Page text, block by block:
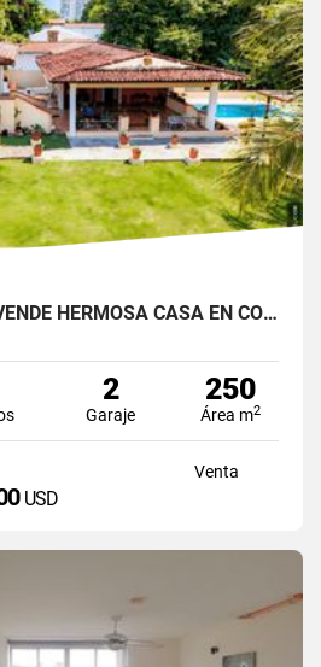
OPORTUNIDAD! SE VENDE HERMOSA CASA EN CORONADO CON PISCINA
2
Garaje
250
Área m2
Venta
USD